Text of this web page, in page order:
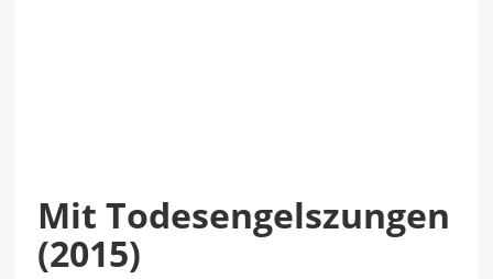
Mit Todesengelszungen
(2015)